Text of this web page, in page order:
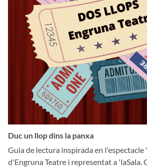
Duc un llop dins la panxa
Guia de lectura inspirada en l'espectacle
d'Engruna Teatre i representat a 'laSala.